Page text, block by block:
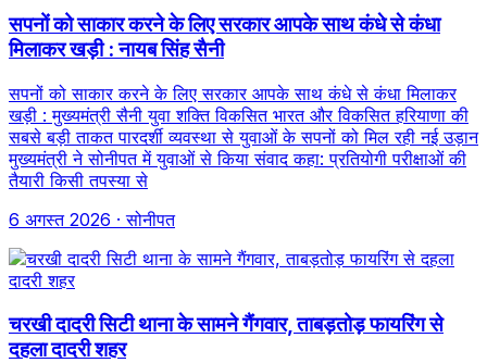
सपनों को साकार करने के लिए सरकार आपके साथ कंधे से कंधा
मिलाकर खड़ी : नायब सिंह सैनी
सपनों को साकार करने के लिए सरकार आपके साथ कंधे से कंधा मिलाकर
खड़ी : मुख्यमंत्री सैनी युवा शक्ति विकसित भारत और विकसित हरियाणा की
सबसे बड़ी ताकत पारदर्शी व्यवस्था से युवाओं के सपनों को मिल रही नई उड़ान
मुख्यमंत्री ने सोनीपत में युवाओं से किया संवाद कहा: प्रतियोगी परीक्षाओं की
तैयारी किसी तपस्या से
6 अगस्त 2026 · सोनीपत
चरखी दादरी सिटी थाना के सामने गैंगवार, ताबड़तोड़ फायरिंग से
दहला दादरी शहर